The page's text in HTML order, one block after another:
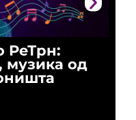
РеТрн:
музика од